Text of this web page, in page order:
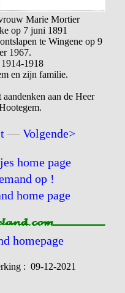
Marie Mortier
op 7 juni 1891
te Wingene op 9
1967.
1918
en zijn familie.
aan de Heer
—Volgende>
home page
op !
home page
homepage
: 09-12-2021